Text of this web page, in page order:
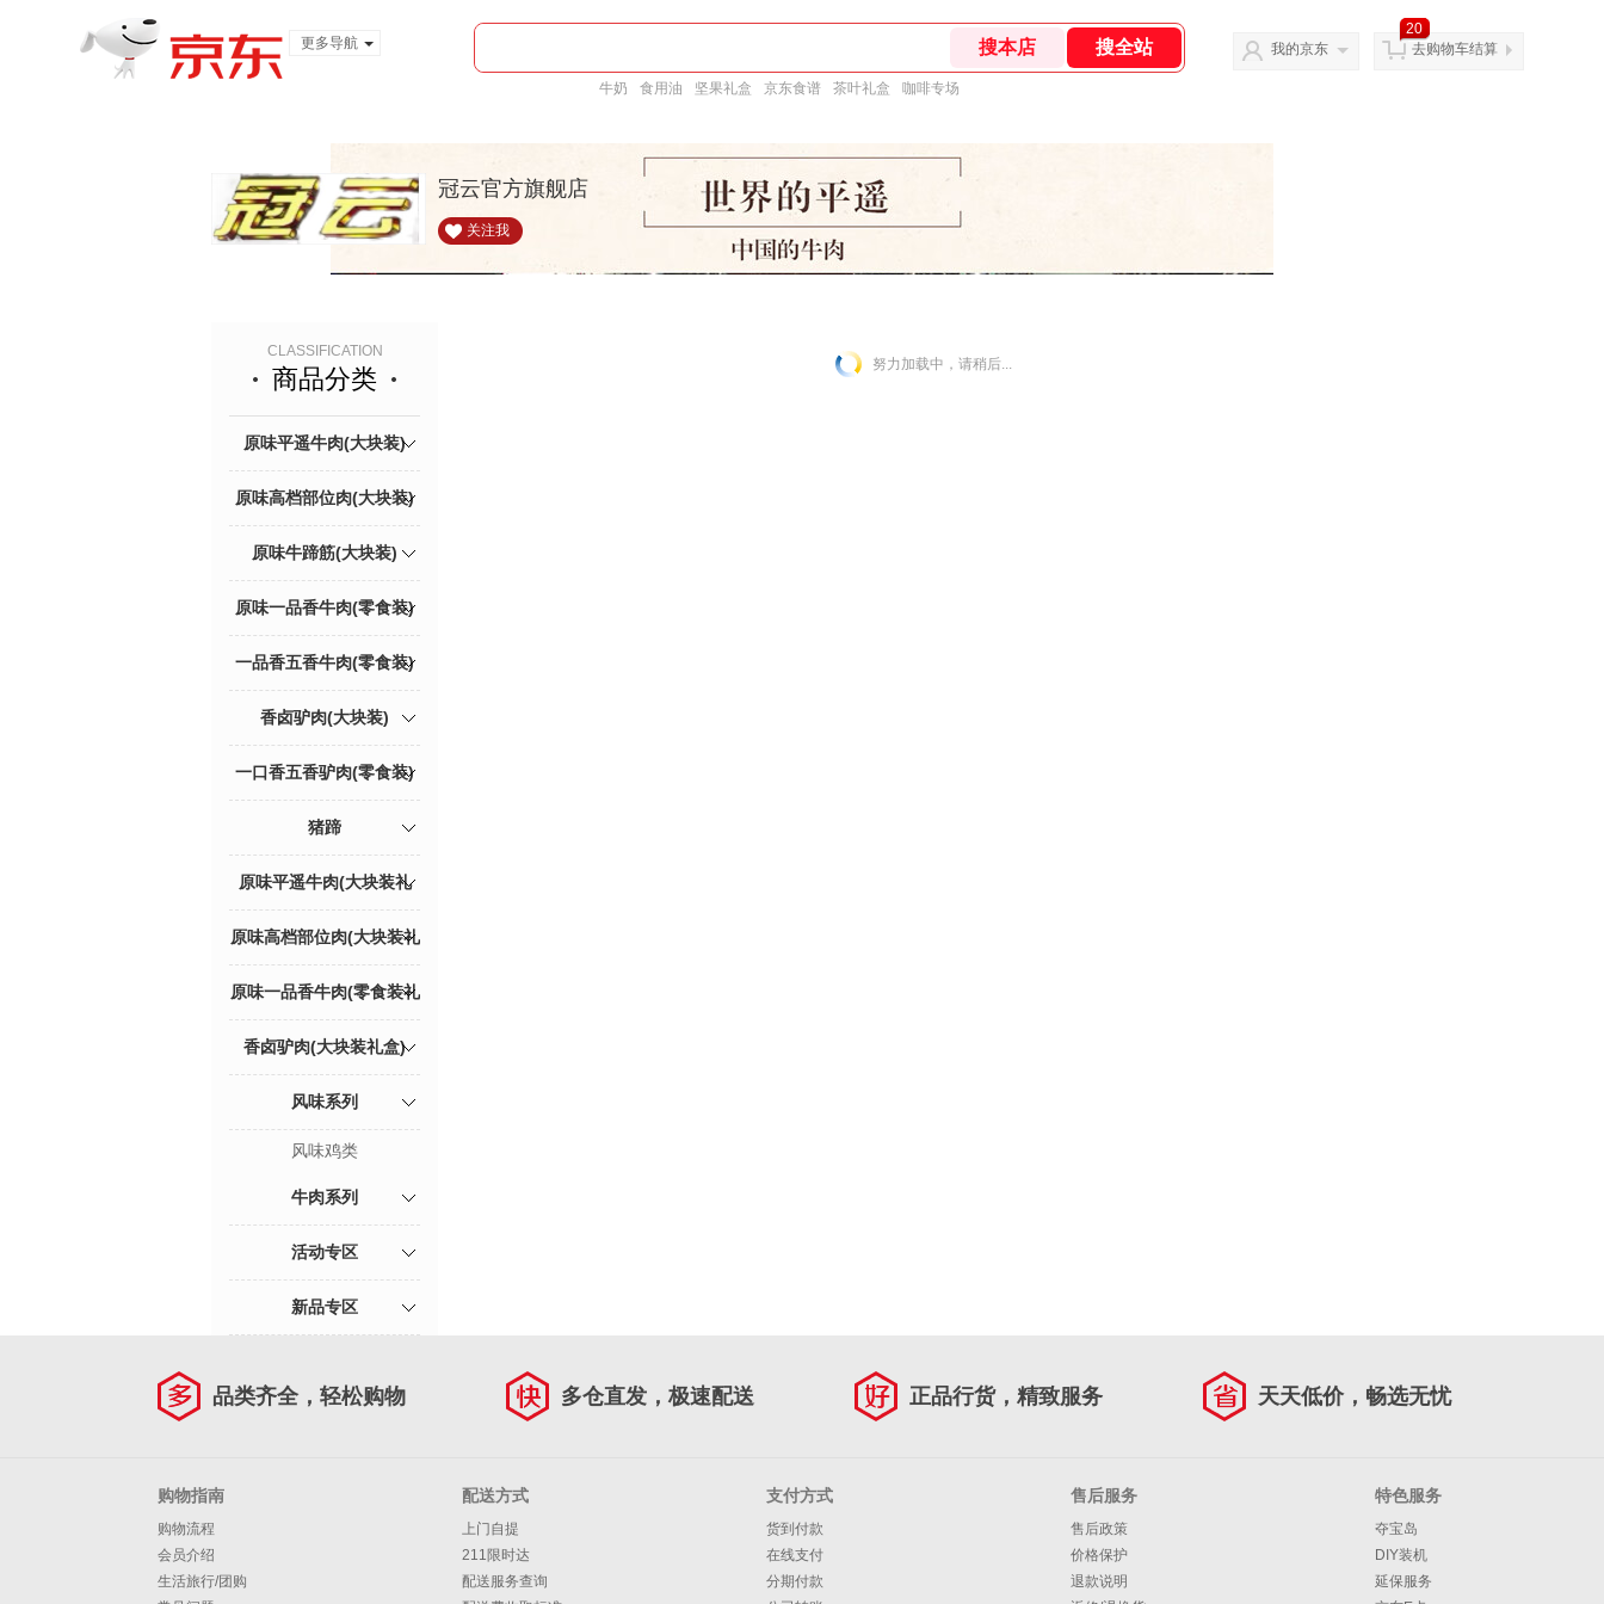
更多导航
牛奶 食用油 坚果礼盒 京东食谱 茶叶礼盒 咖啡专场
我的京东
20
去购物车结算
冠云官方旗舰店
关注我
CLASSIFICATION
商品分类
原味平遥牛肉(大块装)
原味高档部位肉(大块装)
原味牛蹄筋(大块装)
原味一品香牛肉(零食装)
一品香五香牛肉(零食装)
香卤驴肉(大块装)
一口香五香驴肉(零食装)
猪蹄
原味平遥牛肉(大块装礼
盒)
原味高档部位肉(大块装礼
盒)
原味一品香牛肉(零食装礼
盒)
香卤驴肉(大块装礼盒)
风味系列
风味鸡类
牛肉系列
活动专区
新品专区
努力加载中，请稍后...
品类齐全，轻松购物 多仓直发，极速配送 正品行货，精致服务 天天低价，畅选无忧
购物指南
购物流程
会员介绍
生活旅行/团购
配送方式
上门自提
211限时达
配送服务查询
支付方式
货到付款
在线支付
分期付款
售后服务
售后政策
价格保护
退款说明
特色服务
夺宝岛
DIY装机
延保服务